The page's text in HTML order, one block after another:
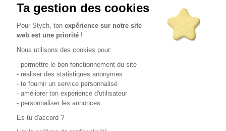
Ta gestion des cookies
Pour Stych, tonexpérience sur notre site
web est une priorité !
Nous utilisons des cookies pour:
- permettre le bon fonctionnement du site
- réaliser des statistiques anonymes
- te fournir un service personnalisé
- améliorer ton expérience d'utilisateur
- personnaliser les annonces
Es-tu d'accord ?
Code de la route
Localisation
Contact
Tous les avis clients4.6/5 (51148 avis publiés)
Comment sont calculés nos taux de réussite ?